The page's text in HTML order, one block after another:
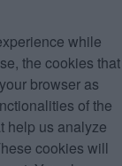
while
the cookies that
browser as
of the
help us analyze
cookies will